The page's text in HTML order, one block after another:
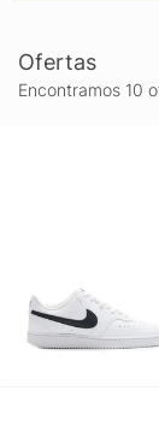
Ofertas
Encontramos 10